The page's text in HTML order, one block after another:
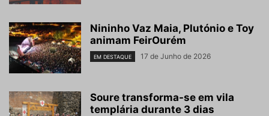
Nininho Vaz Maia, Plutónio e Toy
animam FeirOurém
EM DESTAQUE 17 de Junho de 2026
Soure transforma-se em vila
templária durante 3 dias